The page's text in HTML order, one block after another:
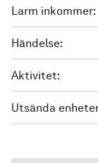
Larm inkommer:
Händelse:
Aktivitet:
Utsända